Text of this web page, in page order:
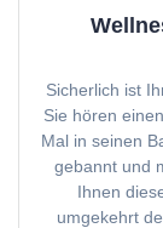
Sicherlich ist
Sie hören
Mal in seinen
gebannt und
Ihnen
umgekehrt